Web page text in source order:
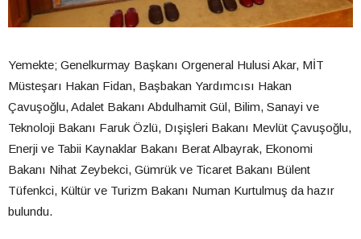
Yemekte; Genelkurmay Başkanı Orgeneral Hulusi Akar, MİT
Müsteşarı Hakan Fidan, Başbakan Yardımcısı Hakan
Çavuşoğlu, Adalet Bakanı Abdulhamit Gül, Bilim, Sanayi ve
Teknoloji Bakanı Faruk Özlü, Dışişleri Bakanı Mevlüt Çavuşoğlu,
Enerji ve Tabii Kaynaklar Bakanı Berat Albayrak, Ekonomi
Bakanı Nihat Zeybekci, Gümrük ve Ticaret Bakanı Bülent
Tüfenkci, Kültür ve Turizm Bakanı Numan Kurtulmuş da hazır
bulundu.